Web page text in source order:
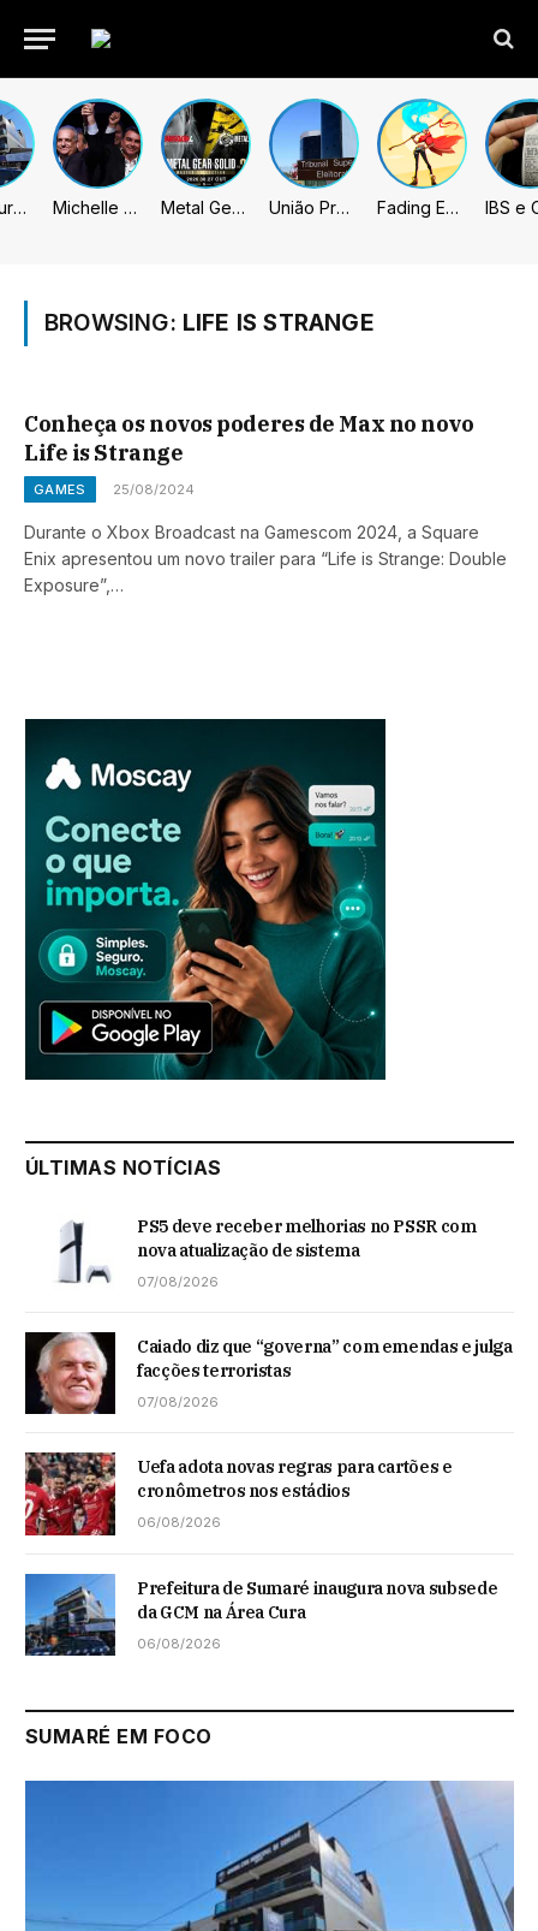
Prefeitura de Sumaré inaugura nova subsede da GCM na Área Cura Michelle celebra vice de Flávio: “Que chapa possa ser vitoriosa” Metal Gear Solid: Master Collection 2 terá legendas e menus em portugues União Progressista e PL terão mais tempo de propaganda eleitoral Fading Echo – Review
BROWSING: LIFE IS STRANGE
Conheça os novos poderes de Max no novo
Life is Strange
GAMES 25/08/2024
Durante o Xbox Broadcast na Gamescom 2024, a Square
Enix apresentou um novo trailer para “Life is Strange: Double
Exposure”,…
ÚLTIMAS NOTÍCIAS
PS5 deve receber melhorias no PSSR com
nova atualização de sistema
07/08/2026
Caiado diz que “governa” com emendas e julga
facções terroristas
07/08/2026
Uefa adota novas regras para cartões e
cronômetros nos estádios
06/08/2026
Prefeitura de Sumaré inaugura nova subsede
da GCM na Área Cura
06/08/2026
SUMARÉ EM FOCO